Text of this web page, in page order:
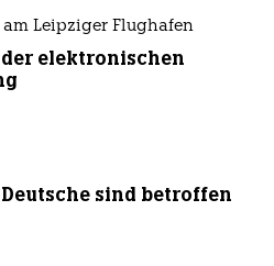
Leipziger Flughafen
elektronischen
sind betroffen